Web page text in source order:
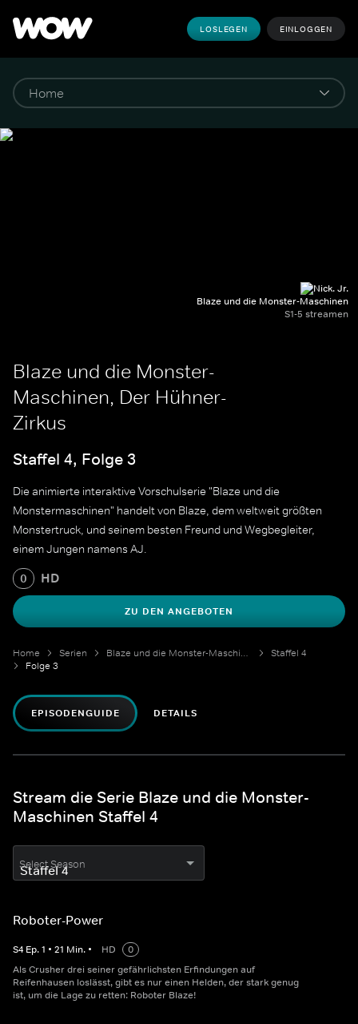
LOSLEGEN EINLOGGEN
Blaze und die Monster-Maschinen
S1-5 streamen
Blaze und die Monster-
Maschinen, Der Hühner-
Zirkus
Staffel 4, Folge 3
Die animierte interaktive Vorschulserie "Blaze und die
Monstermaschinen" handelt von Blaze, dem weltweit größten
Monstertruck, und seinem besten Freund und Wegbegleiter,
einem Jungen namens AJ.
0 HD
ZU DEN ANGEBOTEN
Home Serien Blaze und die Monster-Maschinen
Staffel 4
Folge 3
EPISODENGUIDE DETAILS
Stream die Serie Blaze und die Monster-
Maschinen Staffel 4
Select Season
Roboter-Power
S4 Ep.1 • 21 Min. • HD
0
Als Crusher drei seiner gefährlichsten Erfindungen auf
Reifenhausen loslässt, gibt es nur einen Helden, der stark genug
ist, um die Lage zu retten: Roboter Blaze!